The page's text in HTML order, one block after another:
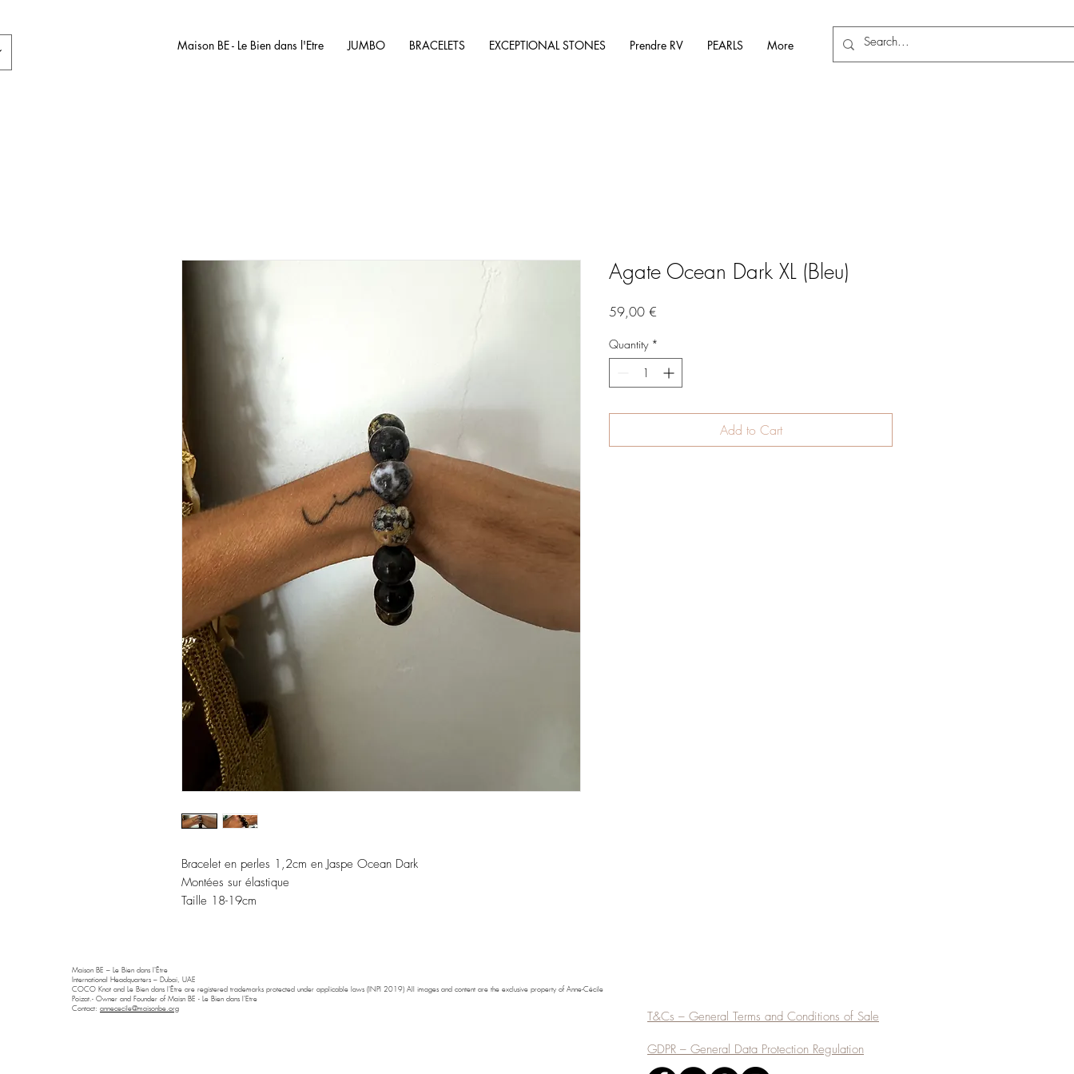
Maison BE - Le Bien dans l'Etre JUMBO BRACELETS EXCEPTIONAL STONES Prendre RV PEARLS More
Bracelet en perles 1,2cm en Jaspe Ocean Dark
Montées sur élastique
Taille 18-19cm
Agate Ocean Dark XL (Bleu)
59,00 €
Quantity *
Add to Cart
Maison BE – Le Bien dans l'Être
International Headquarters – Dubai, UAE
COCO Knot and Le Bien dans l'Être are registered trademarks protected under applicable laws (INPI 2019) All images and content are the exclusive property of Anne-Cécile
Poizat.- Owner and Founder of Maisn BE - Le Bien dans l'Etre
Contact: annececile@maisonbe.org T&Cs – General Terms and Conditions of Sale
GDPR – General Data Protection Regulation